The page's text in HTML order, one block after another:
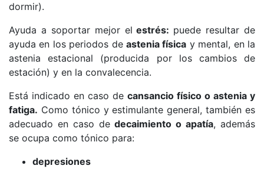
dormir).
Ayuda a soportar mejor el estrés: puede resultar de
ayuda en los periodos de astenia física y mental, en la
astenia estacional (producida por los cambios de
estación) y en la convalecencia.
Está indicado en caso de cansancio físico o astenia y
fatiga. Como tónico y estimulante general, también es
adecuado en caso dedecaimiento o apatía, además
se ocupa como tónico para:
depresiones